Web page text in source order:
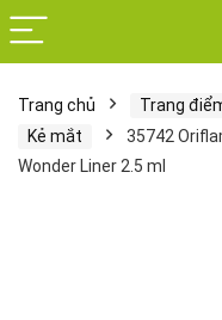
Trang chủ Trang
Kẻ mắt
35742
Wonder Liner 2.5 ml